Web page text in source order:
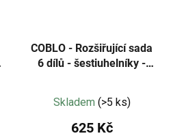
COBLO - Rozšiřující sada
6 dílů - šestiuhelníky -
hodnocení
produktu
Skladem (>5 ks)
625 Kč